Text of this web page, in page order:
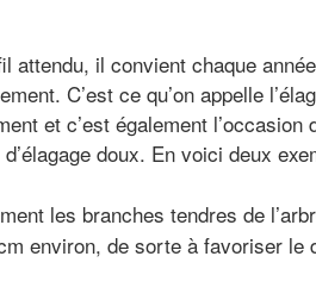
attendu, il convient chaque
C’est ce qu’on appelle
et c’est également l’occasion
doux. En voici deux
les branches tendres de
environ, de sorte à favoriser le